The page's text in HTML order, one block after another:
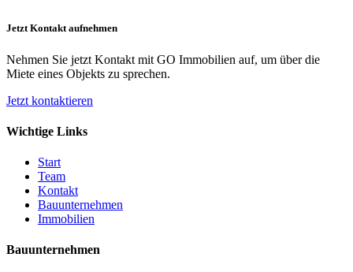
Jetzt Kontakt aufnehmen
Nehmen Sie jetzt Kontakt mit GO Immobilien auf, um über die
Miete eines Objekts zu sprechen.
Jetzt kontaktieren
Wichtige Links
Start
Team
Kontakt
Bauunternehmen
Immobilien
Bauunternehmen